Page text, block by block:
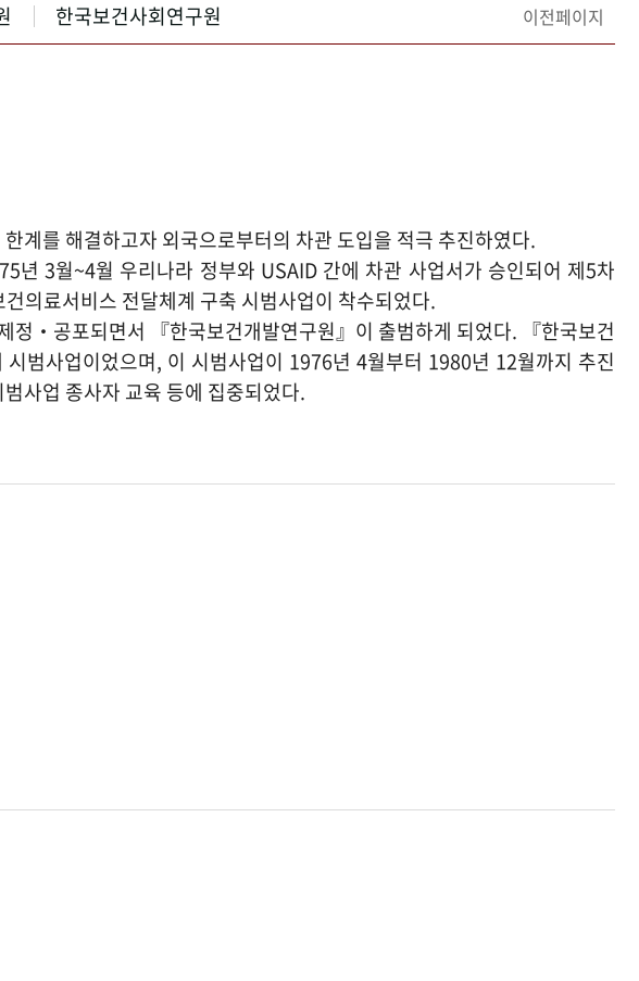
한국보건사회연구원 이전페이지
계를 해결하고자 외국으로부터의 차관 도입을 적극 추진하였다.
년 3월~4월 우리나라 정부와 USAID 간에 차관 사업서가 승인되어 제5차
의료서비스 전달체계 구축 시범사업이 착수되었다.
‧공포되면서 『한국보건개발연구원』이 출범하게 되었다. 『한국보건
범사업이었으며, 이 시범사업이 1976년 4월부터 1980년 12월까지 추진
사업 종사자 교육 등에 집중되었다.